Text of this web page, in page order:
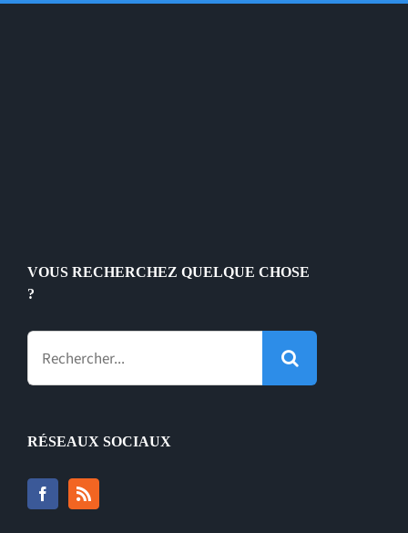
VOUS RECHERCHEZ QUELQUE CHOSE
?
Rechercher:
RÉSEAUX SOCIAUX